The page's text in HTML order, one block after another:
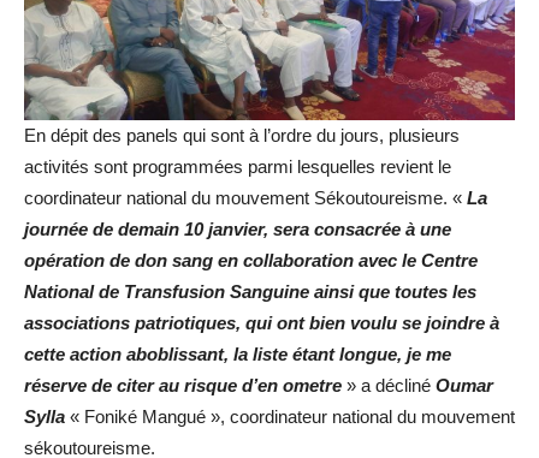
En dépit des panels qui sont à l’ordre du jours, plusieurs
activités sont programmées parmi lesquelles revient le
coordinateur national du mouvement Sékoutoureisme. « La
journée de demain 10 janvier, sera consacrée à une
opération de don sang en collaboration avec le Centre
National de Transfusion Sanguine ainsi que toutes les
associations patriotiques, qui ont bien voulu se joindre à
cette action aboblissant, la liste étant longue, je me
réserve de citer au risque d’en ometre » a décliné Oumar
Sylla « Foniké Mangué », coordinateur national du mouvement
sékoutoureisme.